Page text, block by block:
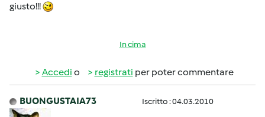
giusto!!!
In cima
Accedi o registrati per poter commentare
BUONGUSTAIA73 Iscritto : 04.03.2010